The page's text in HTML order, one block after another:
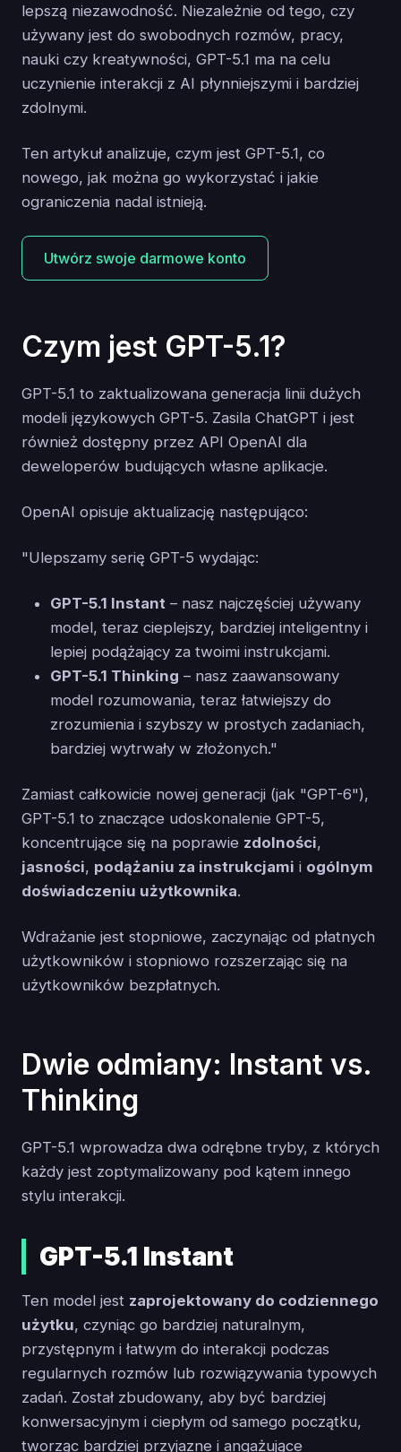
lepszą niezawodność. Niezależnie od tego, czy
używany jest do swobodnych rozmów, pracy,
nauki czy kreatywności, GPT-5.1 ma na celu
uczynienie interakcji z AI płynniejszymi i bardziej
zdolnymi.
Ten artykuł analizuje, czym jest GPT-5.1, co
nowego, jak można go wykorzystać i jakie
ograniczenia nadal istnieją.
Utwórz swoje darmowe konto
Czym jest GPT-5.1?
GPT-5.1 to zaktualizowana generacja linii dużych
modeli językowych GPT-5. Zasila ChatGPT i jest
również dostępny przez API OpenAI dla
deweloperów budujących własne aplikacje.
OpenAI opisuje aktualizację następująco:
"Ulepszamy serię GPT-5 wydając:
GPT-5.1 Instant – nasz najczęściej używany
model, teraz cieplejszy, bardziej inteligentny i
lepiej podążający za twoimi instrukcjami.
GPT-5.1 Thinking – nasz zaawansowany
model rozumowania, teraz łatwiejszy do
zrozumienia i szybszy w prostych zadaniach,
bardziej wytrwały w złożonych."
Zamiast całkowicie nowej generacji (jak "GPT-6"),
GPT-5.1 to znaczące udoskonalenie GPT-5,
koncentrujące się na poprawie zdolności,
jasności, podążaniu za instrukcjami i ogólnym
doświadczeniu użytkownika.
Wdrażanie jest stopniowe, zaczynając od płatnych
użytkowników i stopniowo rozszerzając się na
użytkowników bezpłatnych.
Dwie odmiany: Instant vs.
Thinking
GPT-5.1 wprowadza dwa odrębne tryby, z których
każdy jest zoptymalizowany pod kątem innego
stylu interakcji.
GPT-5.1 Instant
Ten model jest zaprojektowany do codziennego
użytku, czyniąc go bardziej naturalnym,
przystępnym i łatwym do interakcji podczas
regularnych rozmów lub rozwiązywania typowych
zadań. Został zbudowany, aby być bardziej
konwersacyjnym i ciepłym od samego początku,
tworząc bardziej przyjazne i angażujące